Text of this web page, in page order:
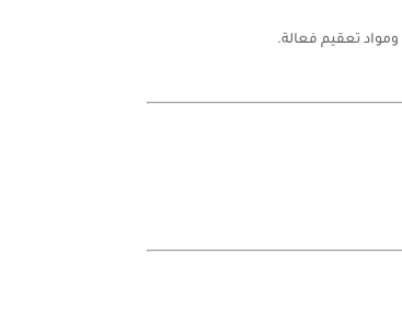
تعقيم فعالة.